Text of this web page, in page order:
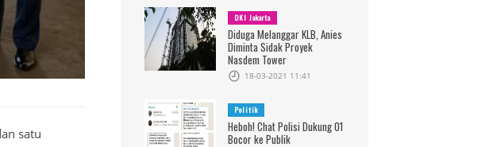
satu
DKI Jakarta
Diduga Melanggar KLB, Anies
Diminta Sidak Proyek
Nasdem Tower
18-03-2021 11:41
Politik
Heboh! Chat Polisi Dukung 01
Bocor ke Publik